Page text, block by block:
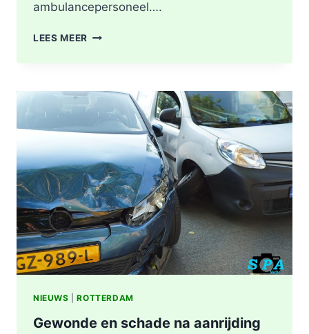
ambulancepersoneel….
LEES MEER HOOFDRIJBAAN
AFGESLOTEN
NA
ZWAAR
ONGEVAL,
BESTUURDER
AANGEHOUDEN
NIEUWS |ROTTERDAM
Gewonde en schade na aanrijding